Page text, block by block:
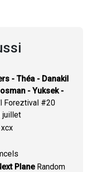
- Théa - Danakil
- Yuksek -
Foreztival #20
juillet
PlaneRandom